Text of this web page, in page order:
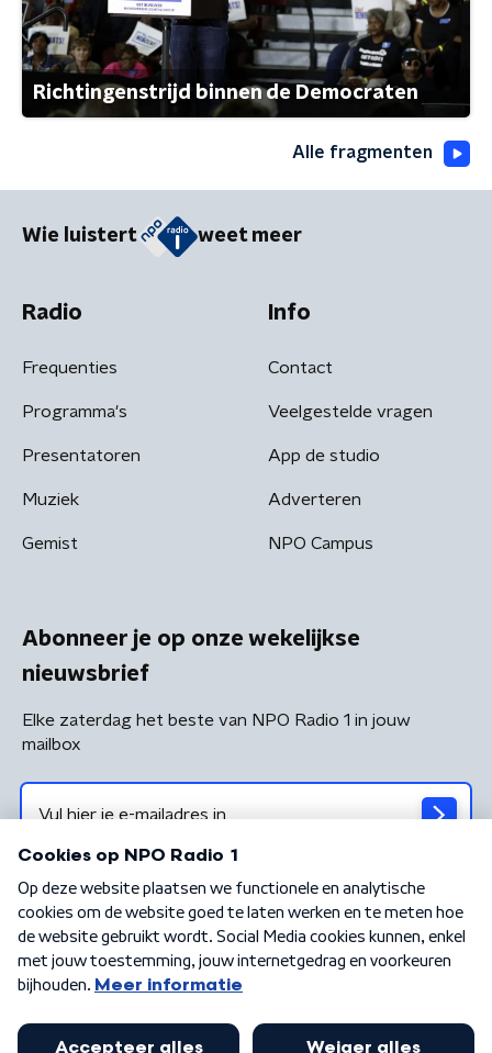
Richtingenstrijd binnen de Democraten
Alle fragmenten
Wie luistert weet meer
Radio
Frequenties
Programma's
Presentatoren
Muziek
Gemist
Info
Contact
Veelgestelde vragen
App de studio
Adverteren
NPO Campus
Abonneer je op onze wekelijkse
nieuwsbrief
Elke zaterdag het beste van NPO Radio 1 in jouw
mailbox
Algemene voorwaarden